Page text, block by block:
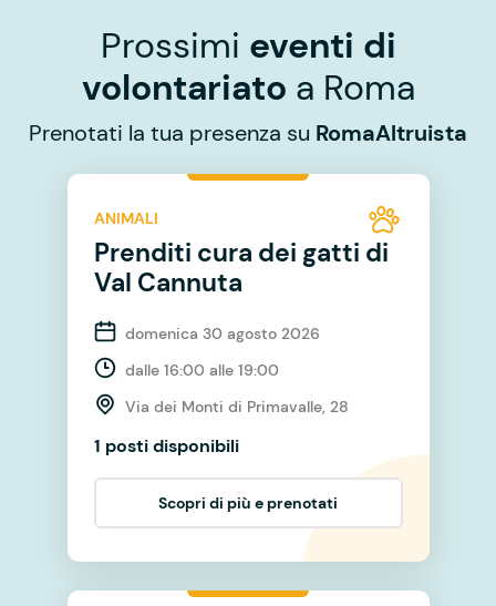
Prossimi eventi di
volontariato a Roma
Prenotati la tua presenza su RomaAltruista
ANIMALI
Prenditi cura dei gatti di
Val Cannuta
domenica 30 agosto 2026
dalle 16:00 alle 19:00
Via dei Monti di Primavalle, 28
1 posti disponibili
Scopri di più e prenotati